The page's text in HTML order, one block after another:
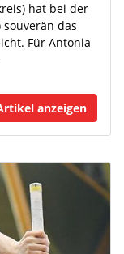
hat bei der
souverän das
Für Antonia
anzeigen